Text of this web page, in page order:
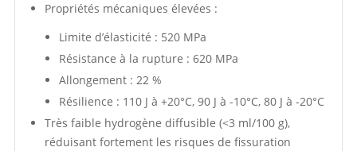
Propriétés mécaniques élevées :
Limite d’élasticité : 520 MPa
Résistance à la rupture : 620 MPa
Allongement : 22 %
Résilience : 110 J à +20°C, 90 J à -10°C, 80 J à -20°C
Très faible hydrogène diffusible (<3 ml/100 g),
réduisant fortement les risques de fissuration